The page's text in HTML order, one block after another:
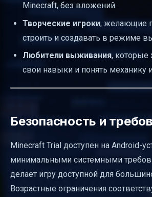
Minecraft, без вложений.
Творческие игроки, желающие
строить и создавать в режиме
Любители выживания, которые
свои навыки и понять механику
Безопасность и
Minecraft Trial доступен на Android-
минимальными системными
делает игру доступной для
Возрастные ограничения